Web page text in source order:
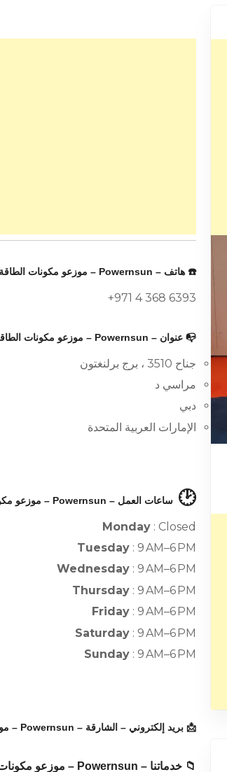
☎️ هاتف – Powernsun – موزعو مكونات الطاقة الشمسية :
+971 4 368 6393
📭 عنوان – Powernsun – موزعو مكونات الطاقة الشمسية :
جناح 3510 ، برج برلنغتون
مراسي د
دبي
الإمارات العربية المتحدة
🕑 ساعات العمل – Powernsun – موزعو مكونات الطاقة الشمسية :
Monday : Closed
Tuesday : 9 AM–6 PM
Wednesday : 9 AM–6 PM
Thursday : 9 AM–6 PM
Friday : 9 AM–6 PM
Saturday : 9 AM–6 PM
Sunday : 9 AM–6 PM
📩 بريد إلكتروني – الشارقة – Powernsun – موزعو مكونات الطاقة الشمسية :
📁 خدماتنا – Powernsun – موزعو مكونات الطاقة الشمسية – الشارقة :